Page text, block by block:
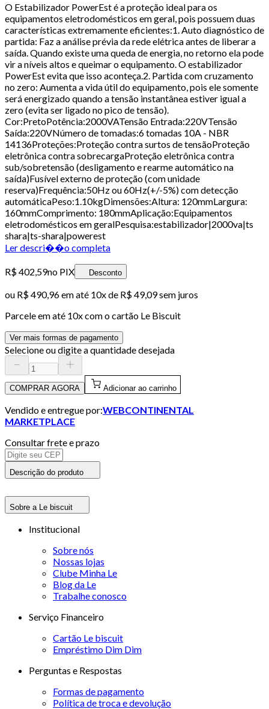
O Estabilizador PowerEst é a proteção ideal para os
equipamentos eletrodomésticos em geral, pois possuem duas
características extremamente eficientes:1. Auto diagnóstico de
partida: Faz a análise prévia da rede elétrica antes de liberar a
saída. Quando existe uma queda de energia, no retorno ela pode
vir a níveis altos e queimar o equipamento. O estabilizador
PowerEst evita que isso aconteça.2. Partida com cruzamento
no zero: Aumenta a vida útil do equipamento, pois ele somente
será energizado quando a tensão instantânea estiver igual a
zero (evita ser ligado no pico de tensão).
Cor:PretoPotência:2000VATensão Entrada:220VTensão
Saída:220VNúmero de tomadas:6 tomadas 10A - NBR
14136Proteções:Proteção contra surtos de tensãoProteção
eletrônica contra sobrecargaProteção eletrônica contra
sub/sobretensão (desligamento e rearme automático na
saída)Fusível externo de proteção (com unidade
reserva)Frequência:50Hz ou 60Hz(+/-5%) com detecção
automáticaPeso:1.10kgDimensões:Altura: 120mmLargura:
160mmComprimento: 180mmAplicação:Equipamentos
eletrodomésticos em geralPesquisa:estabilizador|2000va|ts
shara|ts-shara|powerest
Ler descri��o completa
R$ 402,59no PIX Desconto
ou R$ 490,96em até 10x de R$ 49,09 sem juros
Parcele em até 10x com o cartão Le Biscuit
Ver mais formas de pagamento
Selecione ou digite a quantidade desejada
COMPRAR AGORA Adicionar ao carrinho
Vendido e entregue por:WEBCONTINENTAL
MARKETPLACE
Consultar frete e prazo
Descrição do produto
Sobre a Le biscuit
Institucional
Sobre nós
Nossas lojas
Clube Minha Le
Blog da Le
Trabalhe conosco
Serviço Financeiro
Cartão Le biscuit
Empréstimo Dim Dim
Perguntas e Respostas
Formas de pagamento
Política de troca e devolução